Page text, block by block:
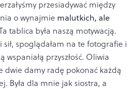
przesiadywać między
o wynajmie malutkich, ale
tablica była naszą motywacją.
sił, spoglądałam na te fotografie i
wspaniałą przyszłość. Oliwia
dwie damy radę pokonać każdą
Była dla mnie jak siostra, a